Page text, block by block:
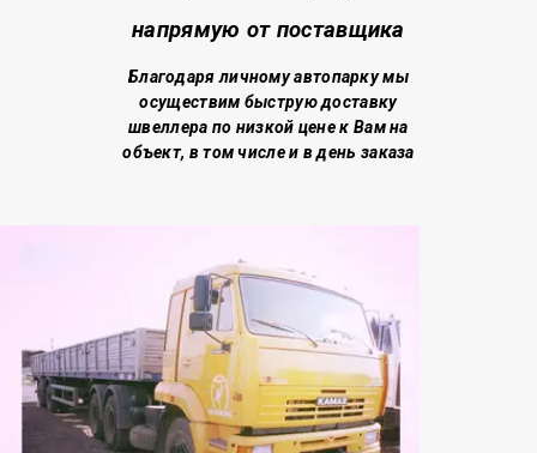
напрямую от поставщика
Благодаря личному автопарку мы
осуществим быструю доставку
швеллера по низкой ценек Вам на
объект, в том числе и в день заказа